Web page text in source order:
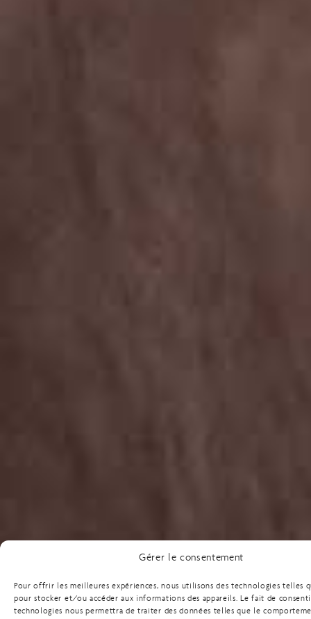
Gérer le consentement
Pour offrir les meilleures expériences, nous utilisons des technologies telles
pour stocker et/ou accéder aux informations des appareils. Le fait de
technologies nous permettra de traiter des données telles que le